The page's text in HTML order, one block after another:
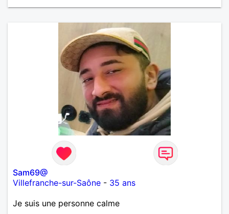
Sam69@
Villefranche-sur-Saône - 35 ans
Je suis une personne calme